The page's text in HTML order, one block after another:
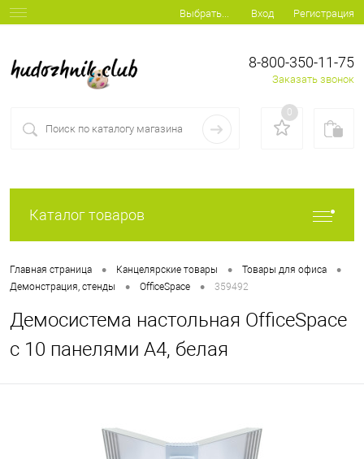
Выбрать... Вход Регистрация
8-800-350-11-75
Заказать звонок
0
Каталог товаров
Главная страница • Канцелярские товары • Товары для офиса •
Демонстрация, стенды • OfficeSpace • 359492
Демосистема настольная OfficeSpace
с 10 панелями А4, белая